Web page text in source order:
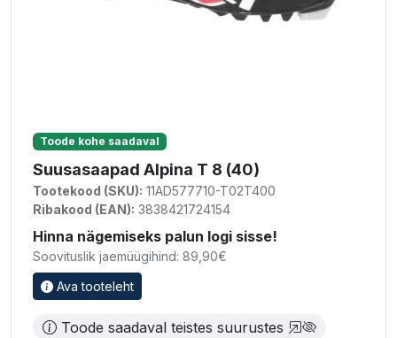
Toode kohe saadaval
Suusasaapad Alpina T 8 (40)
Tootekood (SKU): 11AD577710-T02T400
Ribakood (EAN): 3838421724154
Hinna nägemiseks palun logi sisse!
Soovituslik jaemüügihind: 89,90€
Ava tooteleht
Toode saadaval teistes suurustes